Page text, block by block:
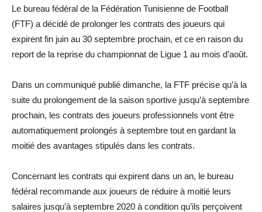
Le bureau fédéral de la Fédération Tunisienne de Football
(FTF) a décidé de prolonger les contrats des joueurs qui
expirent fin juin au 30 septembre prochain, et ce en raison du
report de la reprise du championnat de Ligue 1 au mois d’août.
Dans un communiqué publié dimanche, la FTF précise qu’à la
suite du prolongement de la saison sportive jusqu’à septembre
prochain, les contrats des joueurs professionnels vont être
automatiquement prolongés à septembre tout en gardant la
moitié des avantages stipulés dans les contrats.
Concernant les contrats qui expirent dans un an, le bureau
fédéral recommande aux joueurs de réduire à moitié leurs
salaires jusqu’à septembre 2020 à condition qu’ils perçoivent